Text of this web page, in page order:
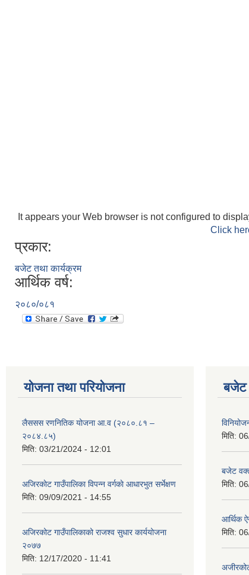
It appears your Web browser is not configured to
Click
प्रकार:
बजेट तथा कार्यक्रम
आर्थिक वर्ष:
२०८०/०८१
योजना तथा परियोजना
लैससस रणनितिक योजना आ.व (२०८०.८१ –
२०८४.८५)
मिति: 03/21/2024 - 12:01
अजिरकाेट गाउँपालिका विपन्न वर्गकाे आधारभुत सर्भेक्षण
मिति: 09/09/2021 - 14:55
अजिरकोट गाउँपालिकाको राजश्व सुधार कार्ययोजना
२०७७
मिति: 12/17/2020 - 11:41
बजेट
मिति:
बजेट
मिति:
आर्थिक
मिति: